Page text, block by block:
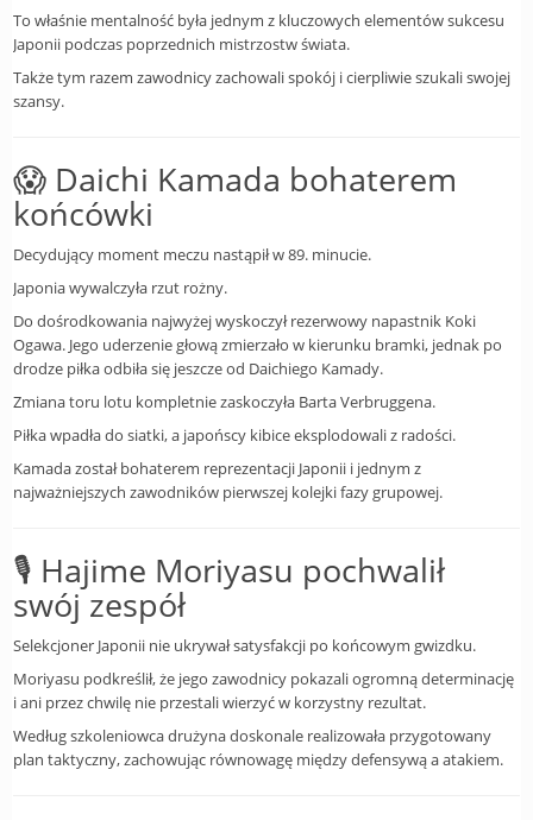
To właśnie mentalność była jednym z kluczowych elementów sukcesu
Japonii podczas poprzednich mistrzostw świata.
Także tym razem zawodnicy zachowali spokój i cierpliwie szukali swojej
szansy.
😱 Daichi Kamada bohaterem
końcówki
Decydujący moment meczu nastąpił w 89. minucie.
Japonia wywalczyła rzut rożny.
Do dośrodkowania najwyżej wyskoczył rezerwowy napastnik Koki
Ogawa. Jego uderzenie głową zmierzało w kierunku bramki, jednak po
drodze piłka odbiła się jeszcze od Daichiego Kamady.
Zmiana toru lotu kompletnie zaskoczyła Barta Verbruggena.
Piłka wpadła do siatki, a japońscy kibice eksplodowali z radości.
Kamada został bohaterem reprezentacji Japonii i jednym z
najważniejszych zawodników pierwszej kolejki fazy grupowej.
🎙️ Hajime Moriyasu pochwalił
swój zespół
Selekcjoner Japonii nie ukrywał satysfakcji po końcowym gwizdku.
Moriyasu podkreślił, że jego zawodnicy pokazali ogromną determinację
i ani przez chwilę nie przestali wierzyć w korzystny rezultat.
Według szkoleniowca drużyna doskonale realizowała przygotowany
plan taktyczny, zachowując równowagę między defensywą a atakiem.